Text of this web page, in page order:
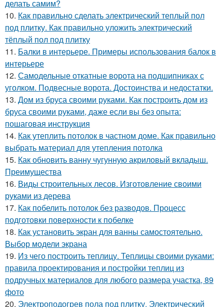
делать самим?
10. Как правильно сделать электрический теплый пол
под плитку. Как правильно уложить электрический
тёплый пол под плитку
11. Балки в интерьере. Примеры использования балок в
интерьере
12. Самодельные откатные ворота на подшипниках с
уголком. Подвесные ворота. Достоинства и недостатки.
13. Дом из бруса своими руками. Как построить дом из
бруса своими руками, даже если вы без опыта:
пошаговая инструкция
14. Как утеплить потолок в частном доме. Как правильно
выбрать материал для утепления потолка
15. Как обновить ванну чугунную акриловый вкладыш.
Преимущества
16. Виды строительных лесов. Изготовление своими
руками из дерева
17. Как побелить потолок без разводов. Процесс
подготовки поверхности к побелке
18. Как установить экран для ванны самостоятельно.
Выбор модели экрана
19. Из чего построить теплицу. Теплицы своими руками:
правила проектирования и постройки теплиц из
подручных материалов для любого размера участка, 89
фото
20. Электроподогрев пола под плитку. Электрический